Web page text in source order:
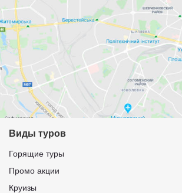
Виды туров
Горящие туры
Промо акции
Круизы